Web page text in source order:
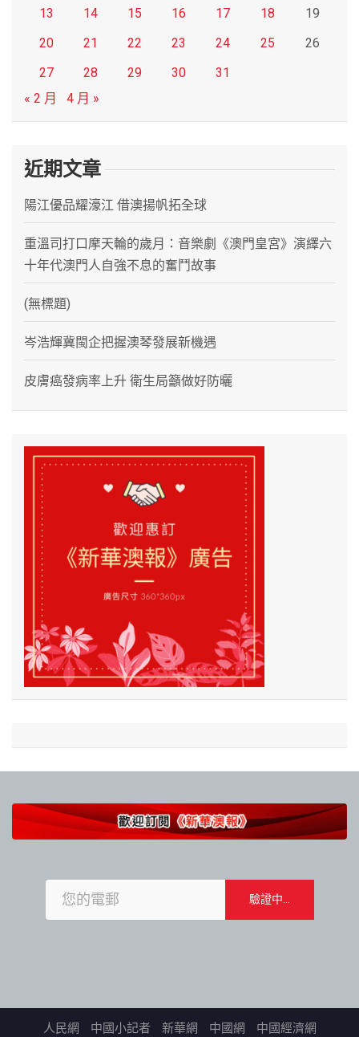
13
14 15 16 17 18
19
20
21 22 23 24 25
26
27
28 29 30
31
« 2 月
4 月 »
近期文章
陽江優品耀濠江 借澳揚帆拓全球
重溫司打口摩天輪的歲月：音樂劇《澳門皇宮》演繹六
十年代澳門人自強不息的奮鬥故事
(無標題)
岑浩輝冀閩企把握澳琴發展新機遇
皮膚癌發病率上升 衛生局籲做好防曬
人民網 中國小記者 新華網 中國網 中國經濟網